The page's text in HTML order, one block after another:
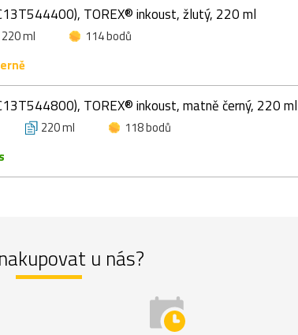
TOREX® inkoust, žlutý, 220 ml
220 ml
114 bodů
TOREX® inkoust, matně černý, 220 ml
220 ml
118 bodů
nakupovat u nás?